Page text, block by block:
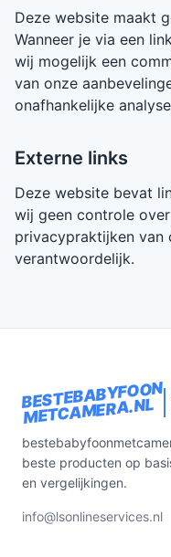
Deze website maakt
Wanneer je via een
wij mogelijk een
van onze
onafhankelijke
Externe links
Deze website bevat
wij geen controle
privacypraktijken van
verantwoordelijk.
BESTEBABYFOON
METCAMERA.NL
beste producten op
en vergelijkingen.
info@lsonlineservices.nl